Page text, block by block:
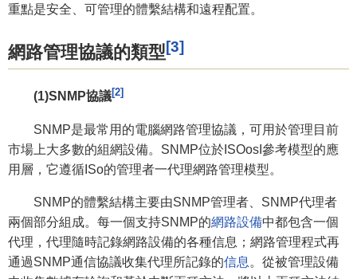
重點是安全、可管理的體繫結構和遠程配置。
網路管理協議的類型[3]
(1)SNMP協議[2]
SNMP是最常用的電腦網路管理協議，可用於管理目前
市場上大多數的組網設備。SNMP位於ISOosI參考模型的應
用層，它遵循ISo的管理者一代理網路管理模型。
SNMP的體繫結構主要由SNMP管理者、SNMP代理者
兩個部分組成。每一個支持SNMP的網路設備中都包含一個
代理，代理隨時記錄網路設備的各種信息；網路管理程式再
通過SNMP通信協議收集代理所記錄的信息 。從被管理設備